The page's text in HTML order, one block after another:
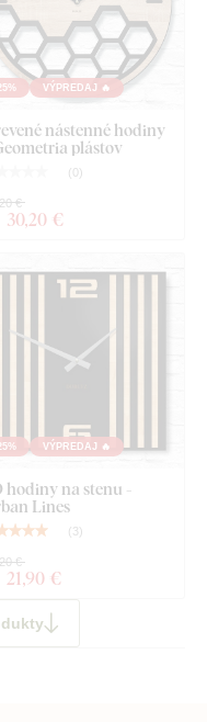
VÝPREDAJ 🔥
nástenné hodiny
plástov
( 0)
30,20 €
€
VÝPREDAJ 🔥
hodiny na stenu -
Lines
( 3 )
21,90 €
€